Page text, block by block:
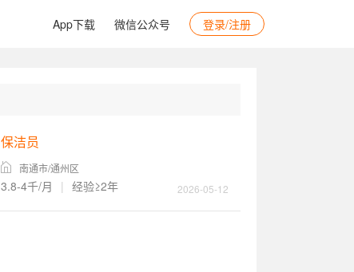
App下载 微信公众号 登录/注册
保洁员
南通市/通州区
3.8-4千/月 | 经验≥2年 2026-05-12